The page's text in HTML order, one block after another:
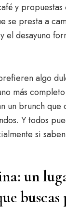
y propuestas
se presta a
el desayuno
algo
más
un brunch
Y todos
si
un
buscas